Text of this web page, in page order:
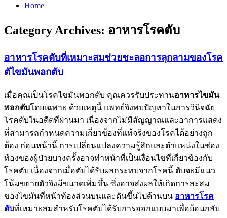
Home
Category Archives: อาหารโรคตับ
อาหารโรคตับที่เหมาะสมช่วยชะลอการลุกลามของโรค
ตัไขมันพอกตับ
เมื่อคุณเป็นโรคไขมันพอกตับ คุณควรรับประทานอาหารไขมัน
พอกตับโดยเฉพาะ ด้วยเหตุนี้ แพทย์จึงพบปัญหาในการวินิจฉัย
โรคตับในอดีตที่ผ่านมา เนื่องจากไม่มีสัญญาณและอาการแสดง
ที่สามารถกำหนดความเกี่ยวข้องที่แท้จริงของโรคได้อย่างถูก
ต้อง ก่อนหน้านี้ การเปลี่ยนแปลงความรู้สึกและตำแหน่งในช่อง
ท้องของผู้ป่วยบางครั้งอาจทำหน้าที่เป็นเงื่อนไขที่เกี่ยวข้องกับ
โรคตับ เนื่องจากเมื่อตับได้รับผลกระทบจากโรคนี้ ตับจะมีแนว
โน้มขยายตัวจึงมีขนาดเพิ่มขึ้น ซึ่งอาจส่งผลให้เกิดการสะสม
ของไขมันที่หน้าท้องส่วนบนและดันขึ้นไปด้านบน อาหารโรค
ตับที่เหมาะสมสำหรับโรคตับได้รับการออกแบบมาเพื่อย้อนกลับ